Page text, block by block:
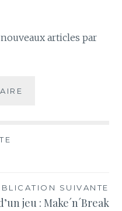
articles par
SUIVANTE
jeu : Make´n´Break